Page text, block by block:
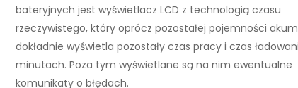
bateryjnych jest wyświetlacz LCD z technologią czasu
rzeczywistego, który oprócz pozostałej pojemności
dokładnie wyświetla pozostały czas pracy i czas
minutach. Poza tym wyświetlane są na nim ewentualne
komunikaty o błędach.